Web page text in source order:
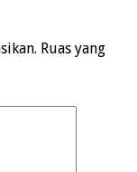
Ruas yang